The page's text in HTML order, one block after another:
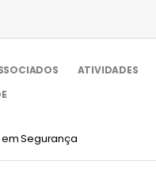
ATIVIDADES
Segurança